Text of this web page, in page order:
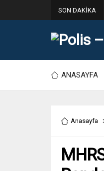
SON DAKİKA
ANASAYFA
Anasayfa